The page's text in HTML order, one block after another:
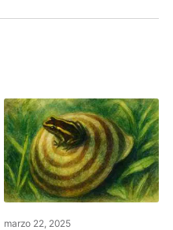
marzo 22, 2025